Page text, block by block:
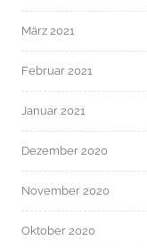
März 2021
Februar 2021
Januar 2021
Dezember 2020
November 2020
Oktober 2020